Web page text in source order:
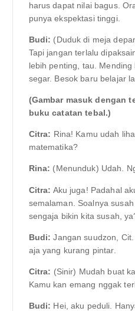
harus dapat nilai bagus.
punya ekspektasi tinggi.
Budi: (Duduk di meja
Tapi jangan terlalu
lebih penting, tau.
segar. Besok baru belajar
(Gambar masuk dengan
buku catatan tebal.)
Citra: Rina! Kamu udah
matematika?
Rina: (Menunduk) Udah.
Citra: Aku juga! Padahal
semalaman. Soalnya
sengaja bikin kita susah,
Budi: Jangan suudzon,
aja yang kurang pintar.
Citra: (Sinir) Mudah buat
Kamu kan emang nggak
Budi: Hei, aku peduli.